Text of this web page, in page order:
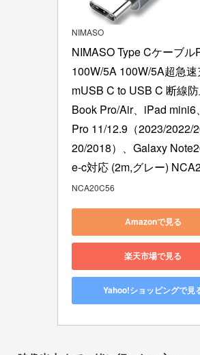
NIMASO
NIMASO Type Cケーブル
100W/5A 100W/5A超急
mUSB C to USB C 断線
Book Pro/Air、iPad mini6
Pro 11/12.9（2023/2022/
20/2018）、Galaxy
e-c対応 (2m,グレー)
NCA20C56
Amazonで見る
楽天市場で見る
Yahoo!ショッピングで見